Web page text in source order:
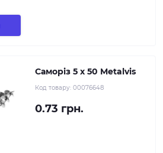
Саморіз 5 х 50 Metalvis
Код товару: 00076648
0.73 грн.